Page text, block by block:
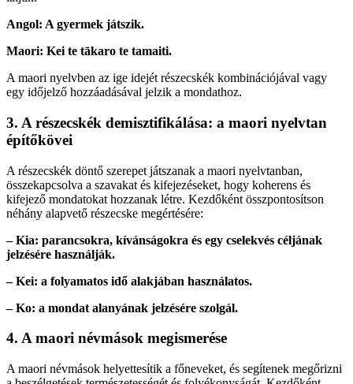
Angol: A gyermek játszik.
Maori: Kei te tākaro te tamaiti.
A maori nyelvben az ige idejét részecskék kombinációjával vagy
egy időjelző hozzáadásával jelzik a mondathoz.
3. A részecskék demisztifikálása: a maori nyelvtan
építőkövei
A részecskék döntő szerepet játszanak a maori nyelvtanban,
összekapcsolva a szavakat és kifejezéseket, hogy koherens és
kifejező mondatokat hozzanak létre. Kezdőként összpontosítson
néhány alapvető részecske megértésére:
– Kia: parancsokra, kívánságokra és egy cselekvés céljának
jelzésére használják.
– Kei: a folyamatos idő alakjában használatos.
– Ko: a mondat alanyának jelzésére szolgál.
4. A maori névmások megismerése
A maori névmások helyettesítik a főneveket, és segítenek megőrizni